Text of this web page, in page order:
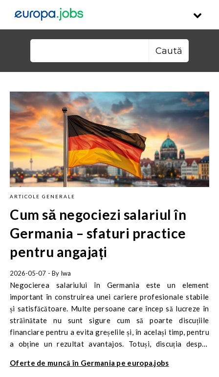
ARTICOLE GENERALE
Cum să negociezi salariul în
Germania – sfaturi practice
pentru angajați
2026-05-07 - By Iwa
Negocierea salariului în Germania este un element
important în construirea unei cariere profesionale stabile
și satisfăcătoare. Multe persoane care încep să lucreze în
străinătate nu sunt sigure cum să poarte discuțiile
financiare pentru a evita greșelile și, în același timp, pentru
a obține un rezultat avantajos. Totuși, discuția despre
temeri, atât timp cât angajatul este pregătit corespunzător.
Oferte de muncă în Germania pe europa.jobs